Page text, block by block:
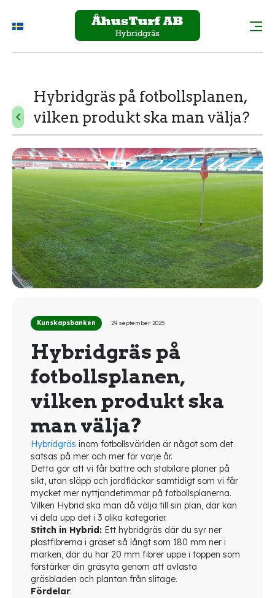
Hybridgräs på fotbollsplanen,
vilken produkt ska man välja?
Kunskapsbanken 29 september 2025
Hybridgräs på
fotbollsplanen,
vilken produkt ska
man välja?
Hybridgräs inom fotbollsvärlden är något som det
satsas på mer och mer för varje år.
Detta gör att vi får bättre och stabilare planer på
sikt, utan släpp och jordfläckar samtidigt som vi får
mycket mer nyttjandetimmar på fotbollsplanerna.
Vilken Hybrid ska man då välja till sin plan, där kan
vi dela upp det i 3 olika kategorier.
Stitch in Hybrid: Ett hybridgräs där du syr ner
plastfibrerna i gräset så långt som 180 mm ner i
marken, där du har 20 mm fibrer uppe i toppen som
förstärker din gräsyta genom att avlasta
gräsbladen och plantan från slitage.
Fördelar: